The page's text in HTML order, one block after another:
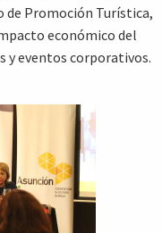
Promoción Turística,
económico del
y eventos corporativos.